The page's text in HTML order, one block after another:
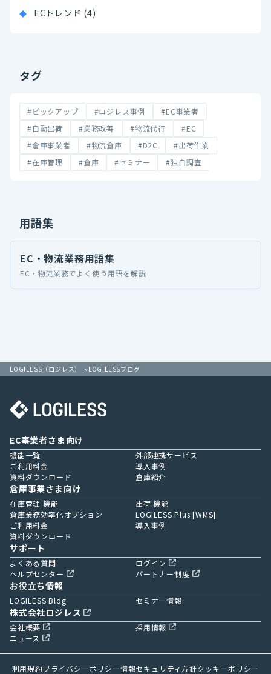
ECトレンド (4)
タグ
#ピックアップ #ロジレス事例
#EC事業者
#自動出荷
#業務改善 #物流代行
#EC
#倉庫事業者
#物流倉庫 #D2C
#出荷作業
#在庫管理
#倉庫 #セミナー #独自調査
用語集
EC・物流業務用語集
EC・物流業務でよく使う用語を解説
LOGILESS（ロジレス） LOGILESSブログ
EC事業者さま向け
機能一覧
外部連携サービス
ご利用料金
導入事例
資料ダウンロード
倉庫紹介
倉庫事業さま向け
在庫管理 機能
出荷 機能
倉庫業務効率化オプション
LOGILESS Plus [WMS]
ご利用料金
導入事例
資料ダウンロード
サポート
よくある質問
ログイン
ヘルプセンター
パートナー制度
お役立ち情報
LOGILESS Blog セミナー情報
株式会社ロジレス
会社概要
採用情報
ニュース
利用規約プライバシーポリシー情報セキュリティ方針クッキーポリシー